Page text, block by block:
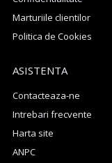
Marturiile clientilor
Politica de Cookies
ASISTENTA
Contacteaza-ne
Intrebari frecvente
Harta site
ANPC